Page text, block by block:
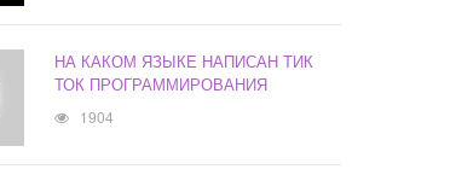
НА КАКОМ ЯЗЫКЕ НАПИСАН ТИК
ТОК ПРОГРАММИРОВАНИЯ
1904